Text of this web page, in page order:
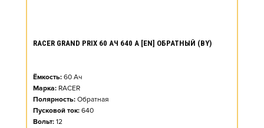
RACER GRAND PRIX 60 АЧ 640 А [EN] ОБРАТНЫЙ (BY)
Ёмкость: 60 Ач
Марка: RACER
Полярность: Обратная
Пусковой ток: 640
Вольт: 12